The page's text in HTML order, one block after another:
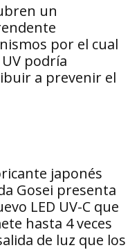
un
por el cual
podría
a prevenir el
japonés
Gosei presenta
LED UV-C que
hasta 4 veces
de luz que los